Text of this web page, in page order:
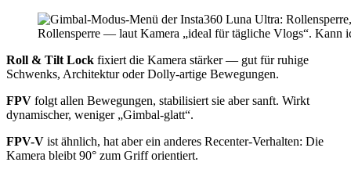
Rollensperre — laut Kamera „ideal für tägliche Vlogs“. Kann
Roll & Tilt Lock fixiert die Kamera stärker — gut für ruhige
Schwenks, Architektur oder Dolly-artige Bewegungen.
FPV folgt allen Bewegungen, stabilisiert sie aber sanft. Wirkt
dynamischer, weniger „Gimbal-glatt“.
FPV-V ist ähnlich, hat aber ein anderes Recenter-Verhalten: Die
Kamera bleibt 90° zum Griff orientiert.